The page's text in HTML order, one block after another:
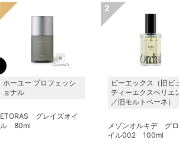
ホーユー プロフェッシ
ョナル
ETORAS グレイズオイ
ル 80ml
ビーエックス（旧ビ
ティーエクスペリエ
／旧モルトベーネ）
メゾンオルキデ グ
イル002 100ml